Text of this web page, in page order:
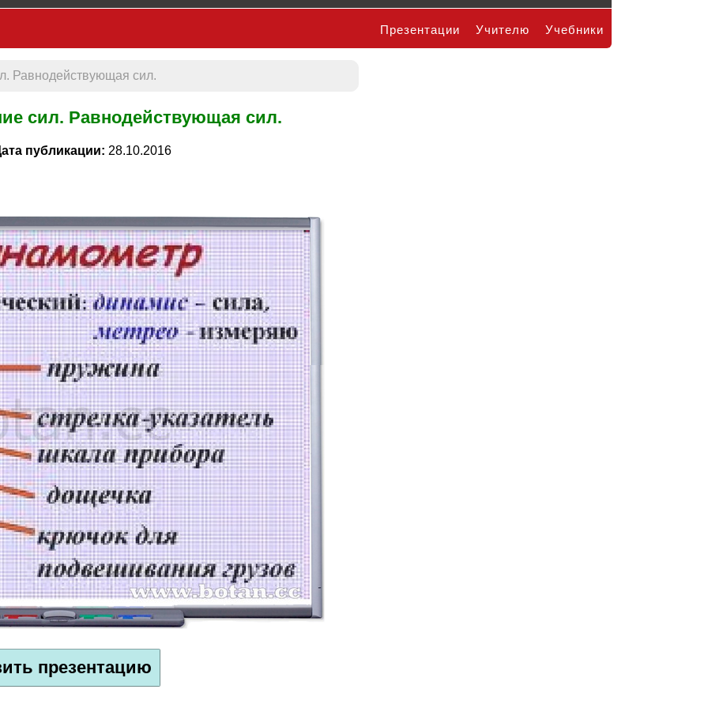
Учебники
Учителю
Презентации
Равнодействующая сил.
сил. Равнодействующая сил.
публикации: 28.10.2016
презентацию